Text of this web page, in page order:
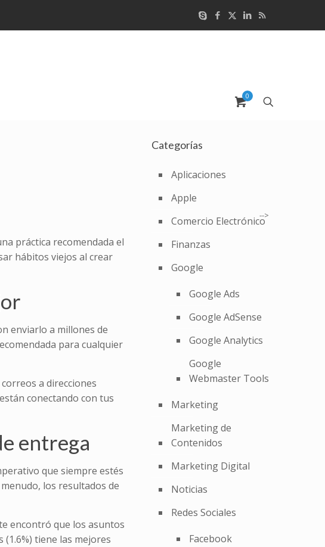
-->
0
práctica recomendada el
hábitos viejos al crear
enviarlo a millones de
para cualquier
a direcciones
conectando con tus
entrega
que siempre estés
los resultados de
encontró que los asuntos
tiene las mejores
Categorías
Aplicaciones
Apple
Comercio Electrónico
Finanzas
Google
Google Ads
Google AdSense
Google Analytics
Google
Webmaster Tools
Marketing
Marketing de
Contenidos
Marketing Digital
Noticias
Redes Sociales
Facebook